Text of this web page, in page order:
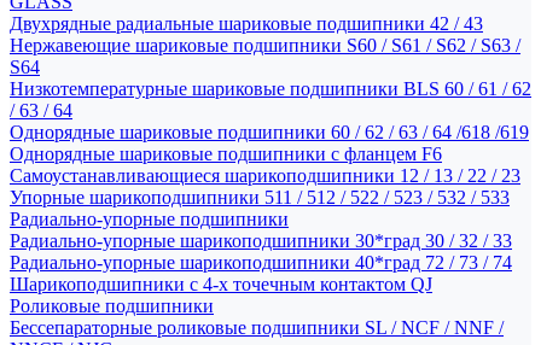
Двухрядные радиальные шариковые подшипники 42 / 43
Нержавеющие шариковые подшипники S60 / S61 / S62 / S63 /
S64
Низкотемпературные шариковые подшипники BLS 60 / 61 / 62
/ 63 / 64
Однорядные шариковые подшипники 60 / 62 / 63 / 64 /618 /619
Однорядные шариковые подшипники с фланцем F6
Самоустанавливающиеся шарикоподшипники 12 / 13 / 22 / 23
Упорные шарикоподшипники 511 / 512 / 522 / 523 / 532 / 533
Радиально-упорные подшипники
Радиально-упорные шарикоподшипники 30*град 30 / 32 / 33
Радиально-упорные шарикоподшипники 40*град 72 / 73 / 74
Шарикоподшипники с 4-х точечным контактом QJ
Роликовые подшипники
Бессепараторные роликовые подшипники SL / NCF / NNF /